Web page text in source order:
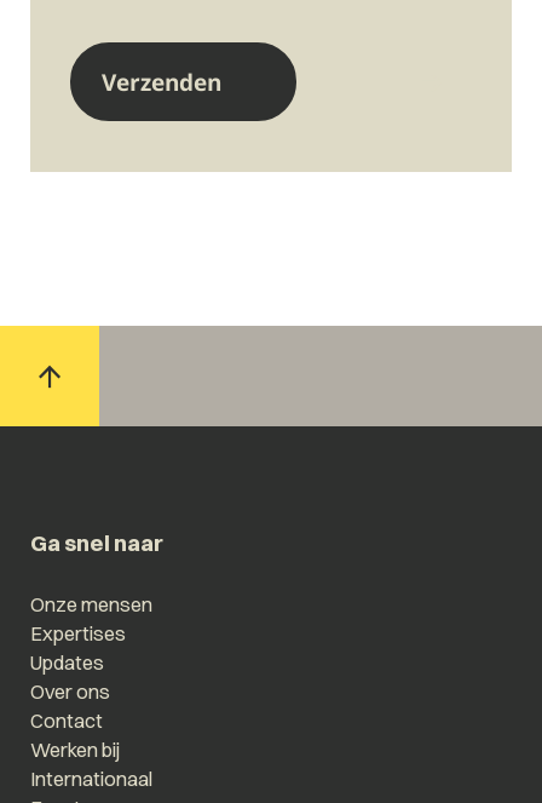
Ga snel naar
Onze mensen
Expertises
Updates
Over ons
Contact
Werken bij
Internationaal